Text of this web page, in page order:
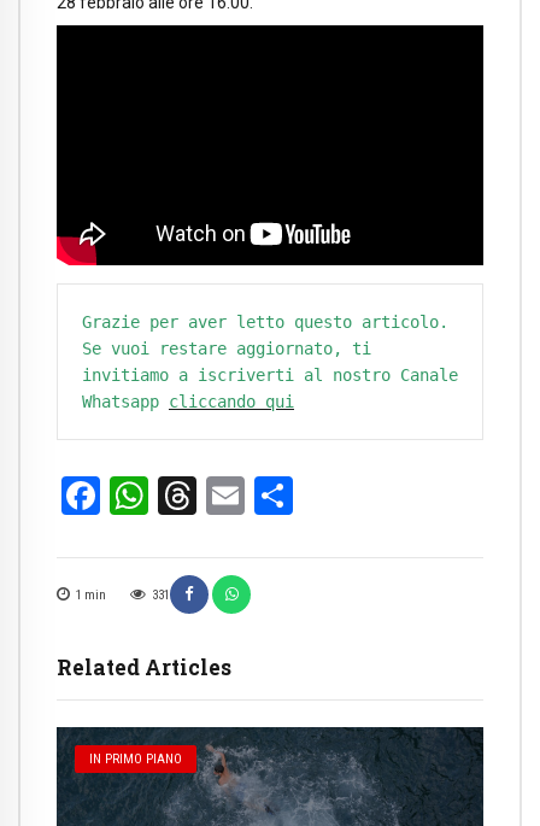
1 min 331
Related Articles
IN PRIMO PIANO
Grazie per aver letto questo articolo.
Se vuoi restare aggiornato, ti
invitiamo a iscriverti al nostro Canale
Whatsapp cliccando qui
Facebook
WhatsApp
Threads
Email